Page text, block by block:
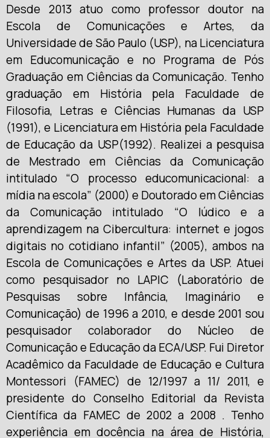
Desde 2013 atuo como professor doutor na
Escola de Comunicações e Artes, da
Universidade de São Paulo (USP), na Licenciatura
em Educomunicação e no Programa de Pós
Graduação em Ciências da Comunicação. Tenho
graduação em História pela Faculdade de
Filosofia, Letras e Ciências Humanas da USP
(1991), e Licenciatura em História pela Faculdade
de Educação da USP(1992). Realizei a pesquisa
de Mestrado em Ciências da Comunicação
intitulado “O processo educomunicacional: a
mídia na escola” (2000) e Doutorado em Ciências
da Comunicação intitulado “O lúdico e a
aprendizagem na Cibercultura: internet e jogos
digitais no cotidiano infantil” (2005), ambos na
Escola de Comunicações e Artes da USP. Atuei
como pesquisador no LAPIC (Laboratório de
Pesquisas sobre Infância, Imaginário e
Comunicação) de 1996 a 2010, e desde 2001 sou
pesquisador colaborador do Núcleo de
Comunicação e Educação da ECA/USP. Fui Diretor
Acadêmico da Faculdade de Educação e Cultura
Montessori (FAMEC) de 12/1997 a 11/ 2011, e
presidente do Conselho Editorial da Revista
Científica da FAMEC de 2002 a 2008 . Tenho
experiência em docência na área de História,